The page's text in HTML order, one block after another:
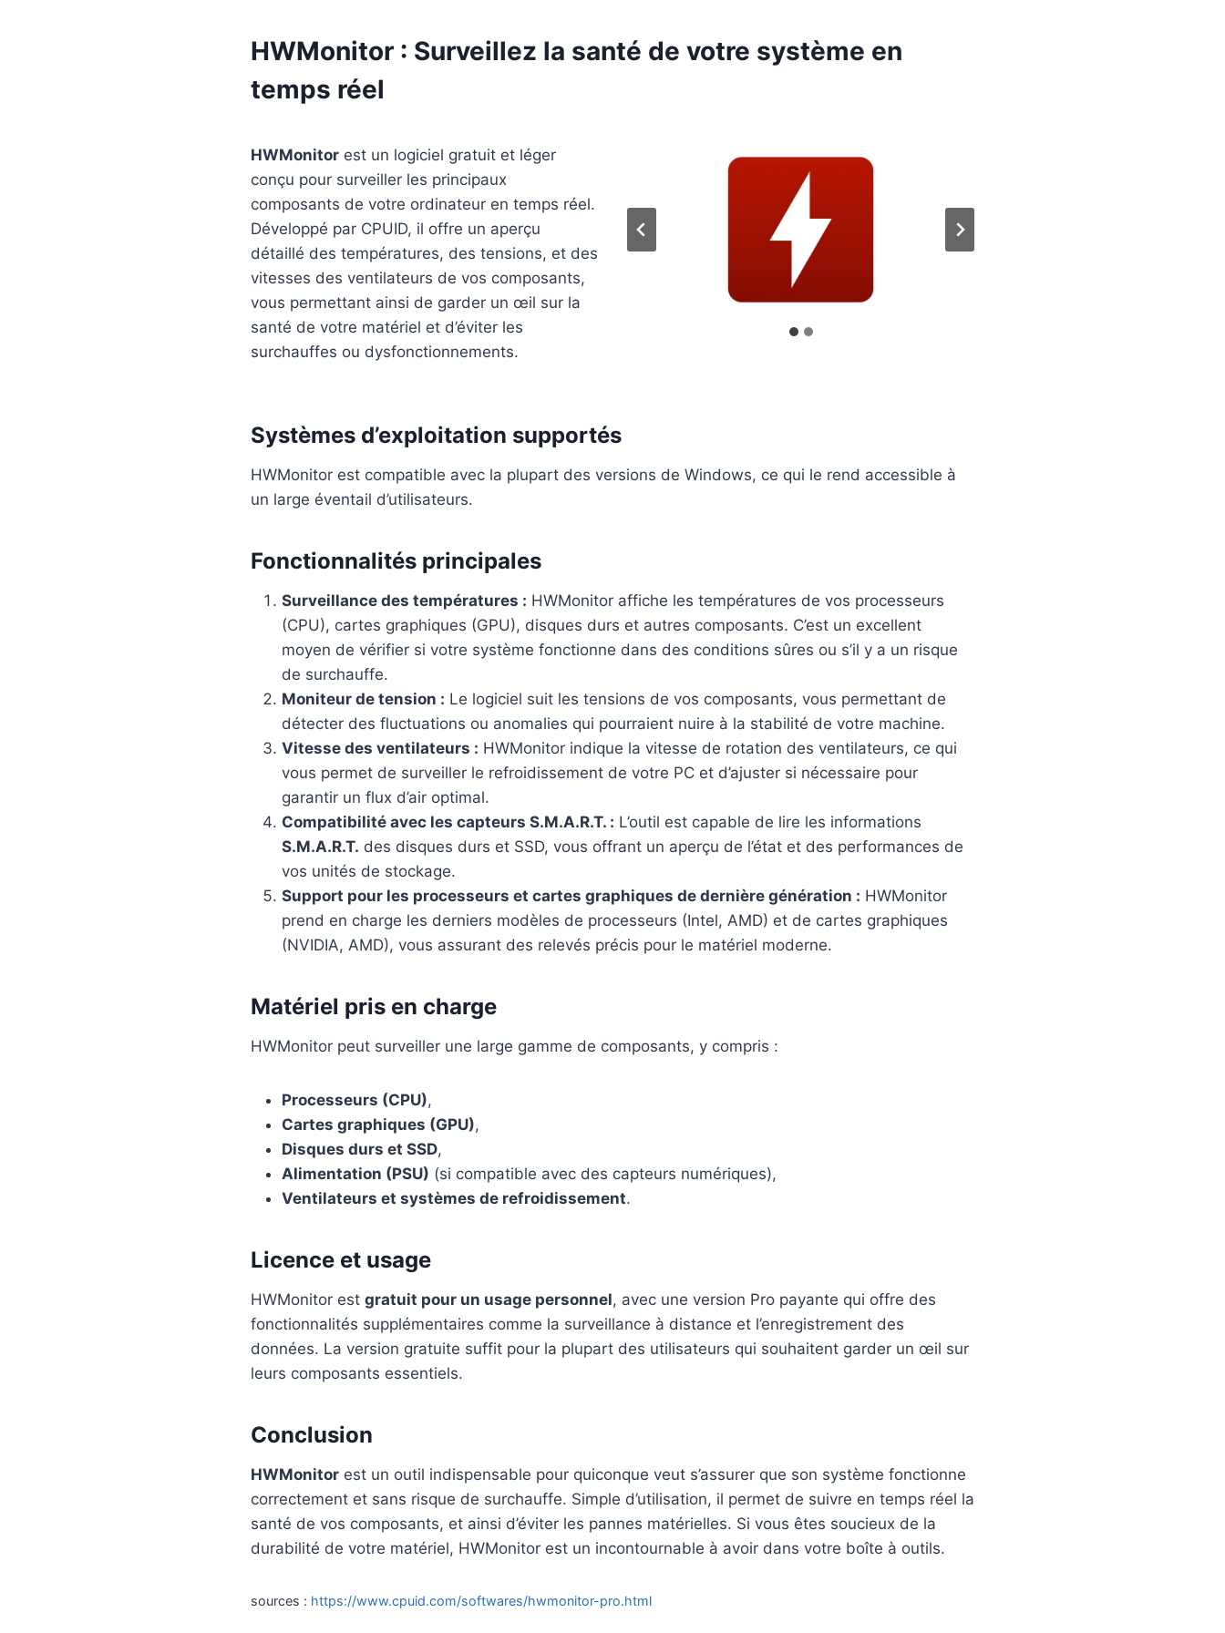
HWMonitor : Surveillez la santé de votre système en
temps réel
HWMonitor est un logiciel gratuit et léger
conçu pour surveiller les principaux
composants de votre ordinateur en temps réel.
Développé par CPUID, il offre un aperçu
détaillé des températures, des tensions, et des
vitesses des ventilateurs de vos composants,
vous permettant ainsi de garder un œil sur la
santé de votre matériel et d’éviter les
surchauffes ou dysfonctionnements.
Systèmes d’exploitation supportés
HWMonitor est compatible avec la plupart des versions de Windows, ce qui le rend accessible à
un large éventail d’utilisateurs.
Fonctionnalités principales
Surveillance des températures : HWMonitor affiche les températures de vos processeurs
(CPU), cartes graphiques (GPU), disques durs et autres composants. C’est un excellent
moyen de vérifier si votre système fonctionne dans des conditions sûres ou s’il y a un risque
de surchauffe.
Moniteur de tension : Le logiciel suit les tensions de vos composants, vous permettant de
détecter des fluctuations ou anomalies qui pourraient nuire à la stabilité de votre machine.
Vitesse des ventilateurs : HWMonitor indique la vitesse de rotation des ventilateurs, ce qui
vous permet de surveiller le refroidissement de votre PC et d’ajuster si nécessaire pour
garantir un flux d’air optimal.
Compatibilité avec les capteurs S.M.A.R.T. : L’outil est capable de lire les informations
S.M.A.R.T. des disques durs et SSD, vous offrant un aperçu de l’état et des performances de
vos unités de stockage.
Support pour les processeurs et cartes graphiques de dernière génération : HWMonitor
prend en charge les derniers modèles de processeurs (Intel, AMD) et de cartes graphiques
(NVIDIA, AMD), vous assurant des relevés précis pour le matériel moderne.
Matériel pris en charge
HWMonitor peut surveiller une large gamme de composants, y compris :
Processeurs (CPU),
Cartes graphiques (GPU),
Disques durs et SSD,
Alimentation (PSU) (si compatible avec des capteurs numériques),
Ventilateurs et systèmes de refroidissement.
Licence et usage
HWMonitor est gratuit pour un usage personnel, avec une version Pro payante qui offre des
fonctionnalités supplémentaires comme la surveillance à distance et l’enregistrement des
données. La version gratuite suffit pour la plupart des utilisateurs qui souhaitent garder un œil sur
leurs composants essentiels.
Conclusion
HWMonitor est un outil indispensable pour quiconque veut s’assurer que son système fonctionne
correctement et sans risque de surchauffe. Simple d’utilisation, il permet de suivre en temps réel la
santé de vos composants, et ainsi d’éviter les pannes matérielles. Si vous êtes soucieux de la
durabilité de votre matériel, HWMonitor est un incontournable à avoir dans votre boîte à outils.
sources : https://www.cpuid.com/softwares/hwmonitor-pro.html